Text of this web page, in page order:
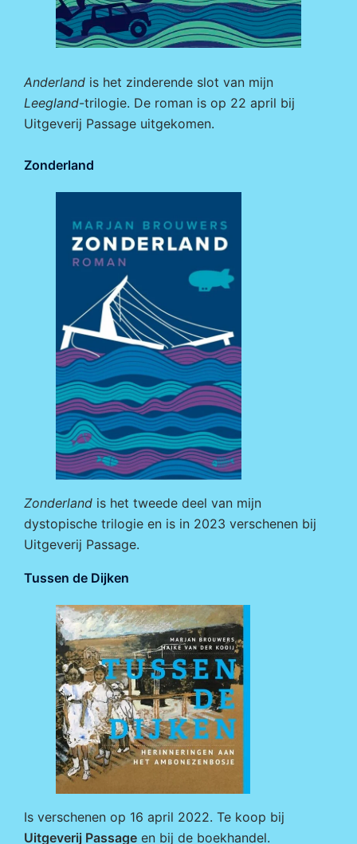
Anderland is het zinderende slot van mijn
Leegland-trilogie. De roman is op 22 april bij
Uitgeverij Passage uitgekomen.
Zonderland
Zonderland is het tweede deel van mijn
dystopische trilogie en is in 2023 verschenen bij
Uitgeverij Passage.
Tussen de Dijken
Is verschenen op 16 april 2022. Te koop bij
Uitgeverij Passage en bij de boekhandel.